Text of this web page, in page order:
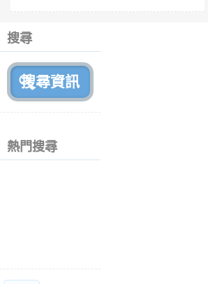
搜尋
熱門搜尋